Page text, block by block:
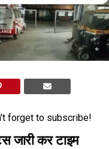
forget to subscribe!
जारी कर टाइम